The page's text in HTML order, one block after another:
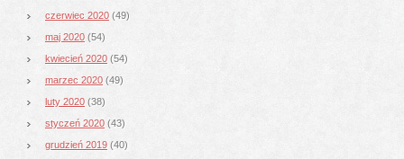
czerwiec 2020 (49)
maj 2020 (54)
kwiecień 2020 (54)
marzec 2020 (49)
luty 2020 (38)
styczeń 2020 (43)
grudzień 2019 (40)